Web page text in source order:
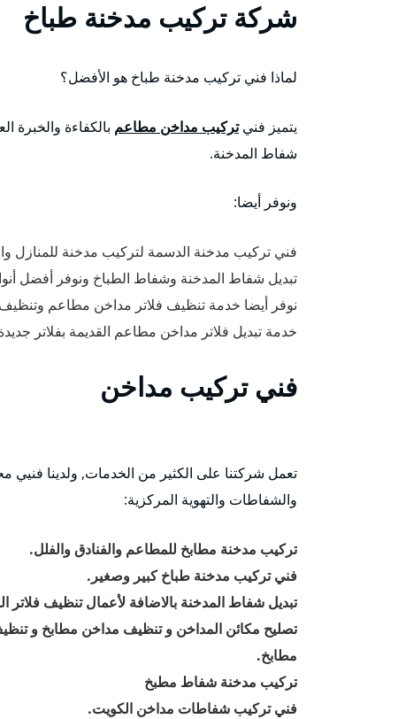
شركة تركيب مدخنة طباخ
لماذا فني تركيب مدخنة طباخ هو الأفضل؟
يتميز فنيتركيب مداخن مطاعم بالكفاءة والخبرة
شفاط المدخنة.
ونوفر أيضا:
فني تركيب مدخنة الدسمة لتركيب مدخنة للمنازل
تبديل شفاط المدخنة وشفاط الطباخ ونوفر أفضل
نوفر أيضا خدمة تنظيف فلاتر مداخن مطاعم
خدمة تبديل فلاتر مداخن مطاعم القديمة بفلاتر
فني تركيب مداخن
تعمل شركتنا على الكثير من الخدمات, ولدينا فنيي
والشفاطات والتهوية المركزية:
تركيب مدخنة مطابخ للمطاعم والفنادق والفلل.
فني تركيب مدخنة طباخ كبير وصغير.
تبديل شفاط المدخنة بالاضافة لأعمال تنظيف فلاتر
تصليح مكائن المداخن و تنظيف مداخن مطابخ و
مطابخ.
تركيب مدخنة شفاط مطبخ
فني تركيب شفاطات مداخن الكويت.